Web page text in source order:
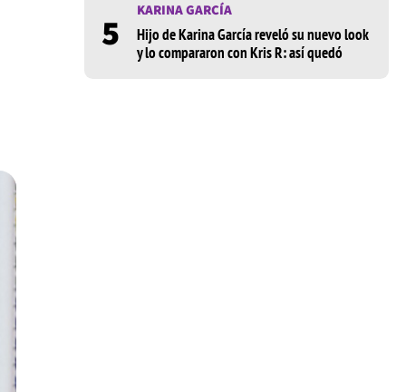
5
KARINA GARCÍA
Hijo de Karina García reveló su nuevo look
y lo compararon con Kris R: así quedó